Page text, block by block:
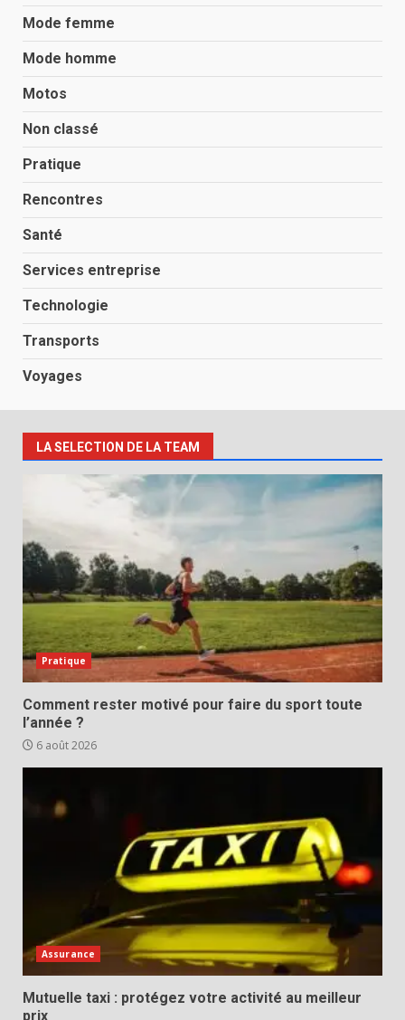
Mode femme
Mode homme
Motos
Non classé
Pratique
Rencontres
Santé
Services entreprise
Technologie
Transports
Voyages
LA SELECTION DE LA TEAM
Pratique
Comment rester motivé pour faire du sport toute
l’année ?
6 août 2026
Assurance
Mutuelle taxi : protégez votre activité au meilleur
prix